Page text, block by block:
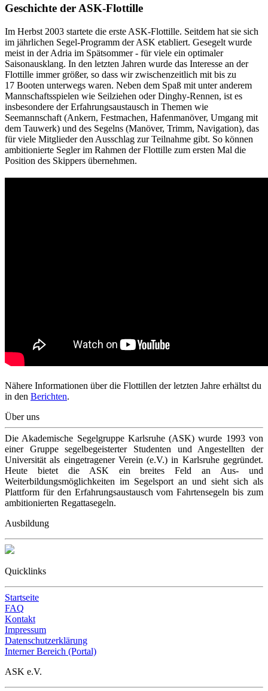
Geschichte der ASK-Flottille
Im Herbst 2003 startete die erste ASK-Flottille. Seitdem hat sie sich
im jährlichen Segel-Programm der ASK etabliert. Gesegelt wurde
meist in der Adria im Spätsommer - für viele ein optimaler
Saisonausklang. In den letzten Jahren wurde das Interesse an der
Flottille immer größer, so dass wir zwischenzeitlich mit bis zu
17 Booten unterwegs waren. Neben dem Spaß mit unter anderem
Mannschaftsspielen wie Seilziehen oder Dinghy-Rennen, ist es
insbesondere der Erfahrungsaustausch in Themen wie
Seemannschaft (Ankern, Festmachen, Hafenmanöver, Umgang mit
dem Tauwerk) und des Segelns (Manöver, Trimm, Navigation), das
für viele Mitglieder den Ausschlag zur Teilnahme gibt. So können
ambitionierte Segler im Rahmen der Flottille zum ersten Mal die
Position des Skippers übernehmen.
Nähere Informationen über die Flottillen der letzten Jahre erhältst du
in den Berichten.
Über uns
Die Akademische Segelgruppe Karlsruhe (ASK) wurde 1993 von
einer Gruppe segelbegeisterter Studenten und Angestellten der
Universität als eingetragener Verein (e.V.) in Karlsruhe gegründet.
Heute bietet die ASK ein breites Feld an Aus- und
Weiterbildungsmöglichkeiten im Segelsport an und sieht sich als
Plattform für den Erfahrungsaustausch vom Fahrtensegeln bis zum
ambitionierten Regattasegeln.
Ausbildung
Quicklinks
Startseite
FAQ
Kontakt
Impressum
Datenschutzerklärung
Interner Bereich (Portal)
ASK e.V.